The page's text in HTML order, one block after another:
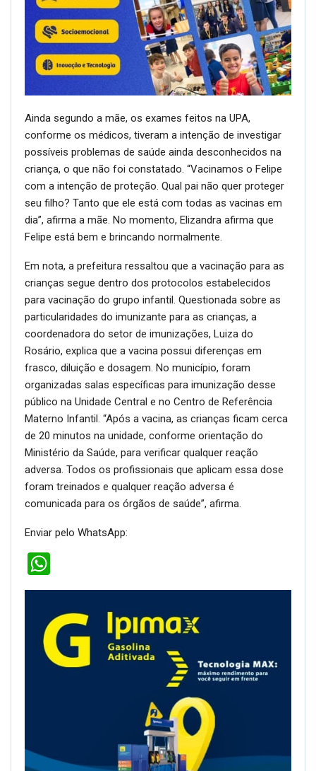
Ainda segundo a mãe, os exames feitos na UPA,
conforme os médicos, tiveram a intenção de investigar
possíveis problemas de saúde ainda desconhecidos na
criança, o que não foi constatado. “Vacinamos o Felipe
com a intenção de proteção. Qual pai não quer proteger
seu filho? Tanto que ele está com todas as vacinas em
dia”, afirma a mãe. No momento, Elizandra afirma que
Felipe está bem e brincando normalmente.
Em nota, a prefeitura ressaltou que a vacinação para as
crianças segue dentro dos protocolos estabelecidos
para vacinação do grupo infantil. Questionada sobre as
particularidades do imunizante para as crianças, a
coordenadora do setor de imunizações, Luiza do
Rosário, explica que a vacina possui diferenças em
frasco, diluição e dosagem. No município, foram
organizadas salas específicas para imunização desse
público na Unidade Central e no Centro de Referência
Materno Infantil. “Após a vacina, as crianças ficam cerca
de 20 minutos na unidade, conforme orientação do
Ministério da Saúde, para verificar qualquer reação
adversa. Todos os profissionais que aplicam essa dose
foram treinados e qualquer reação adversa é
comunicada para os órgãos de saúde”, afirma.
Enviar pelo WhatsApp: